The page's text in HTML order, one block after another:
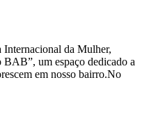
Internacional da Mulher,
um espaço dedicado a
em nosso bairro.No